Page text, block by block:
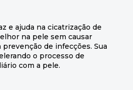
e ajuda na cicatrização de
na pele sem causar
de infecções. Sua
o processo de
com a pele.